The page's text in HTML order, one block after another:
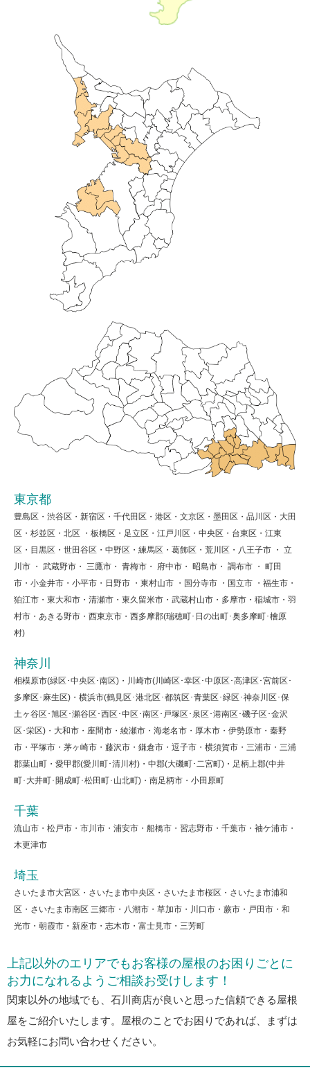
東京都
豊島区・渋谷区・新宿区・千代田区・港区・文京区・墨田区・品川区・大田
区・杉並区・北区 ・板橋区・足立区・江戸川区・中央区・台東区・江東
区・目黒区・世田谷区・中野区・練馬区・葛飾区・荒川区・八王子市 ・ 立
川市 ・ 武蔵野市・ 三鷹市・ 青梅市・ 府中市・ 昭島市・ 調布市 ・ 町田
市・小金井市・小平市・日野市 ・東村山市 ・国分寺市 ・国立市 ・福生市・
狛江市・東大和市・清瀬市・東久留米市・武蔵村山市・多摩市・稲城市・羽
村市・あきる野市・西東京市・西多摩郡(瑞穂町･日の出町･奥多摩町･檜原
村)
神奈川
相模原市(緑区･中央区･南区)・川崎市(川崎区･幸区･中原区･高津区･宮前区･
多摩区･麻生区)・横浜市(鶴見区･港北区･都筑区･青葉区･緑区･神奈川区･保
土ヶ谷区･旭区･瀬谷区･西区･中区･南区･戸塚区･泉区･港南区･磯子区･金沢
区･栄区)・大和市・座間市・綾瀬市・海老名市・厚木市・伊勢原市・秦野
市・平塚市・茅ヶ崎市・藤沢市・鎌倉市・逗子市・横須賀市・三浦市・三浦
郡葉山町・愛甲郡(愛川町･清川村)・中郡(大磯町･二宮町)・足柄上郡(中井
町･大井町･開成町･松田町･山北町)・南足柄市・小田原町
千葉
流山市・松戸市・市川市・浦安市・船橋市・習志野市・千葉市・袖ケ浦市・
木更津市
埼玉
さいたま市大宮区・さいたま市中央区・さいたま市桜区・さいたま市浦和
区・さいたま市南区 三郷市・八潮市・草加市・川口市・蕨市・戸田市・和
光市・朝霞市・新座市・志木市・富士見市・三芳町
上記以外のエリアでもお客様の屋根のお困りごとに
お力になれるようご相談お受けします！
関東以外の地域でも、石川商店が良いと思った信頼できる屋根
屋をご紹介いたします。屋根のことでお困りであれば、まずは
お気軽にお問い合わせください。